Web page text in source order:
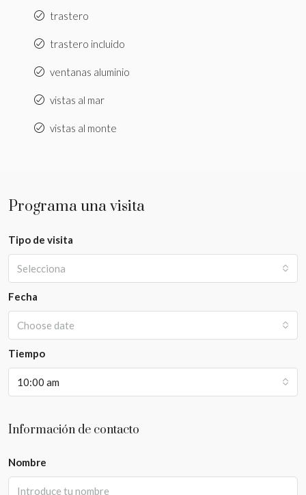
trastero
trastero incluido
ventanas aluminio
vistas al mar
vistas al monte
Programa una visita
Tipo de visita
Selecciona
Fecha
Choose date
Tiempo
10:00 am
Información de contacto
Nombre